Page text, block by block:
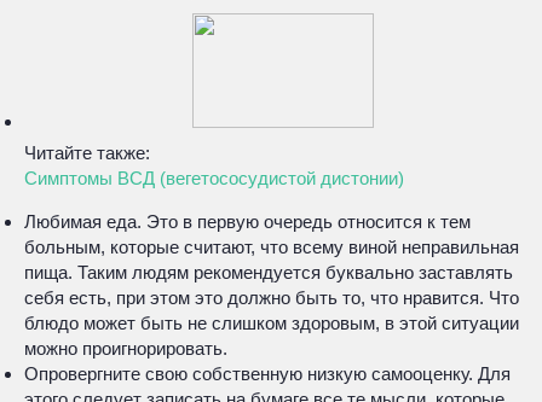
Читайте также:
Симптомы ВСД (вегетососудистой дистонии)
Любимая еда. Это в первую очередь относится к тем
больным, которые считают, что всему виной неправильная
пища. Таким людям рекомендуется буквально заставлять
себя есть, при этом это должно быть то, что нравится. Что
блюдо может быть не слишком здоровым, в этой ситуации
можно проигнорировать.
Опровергните свою собственную низкую самооценку. Для